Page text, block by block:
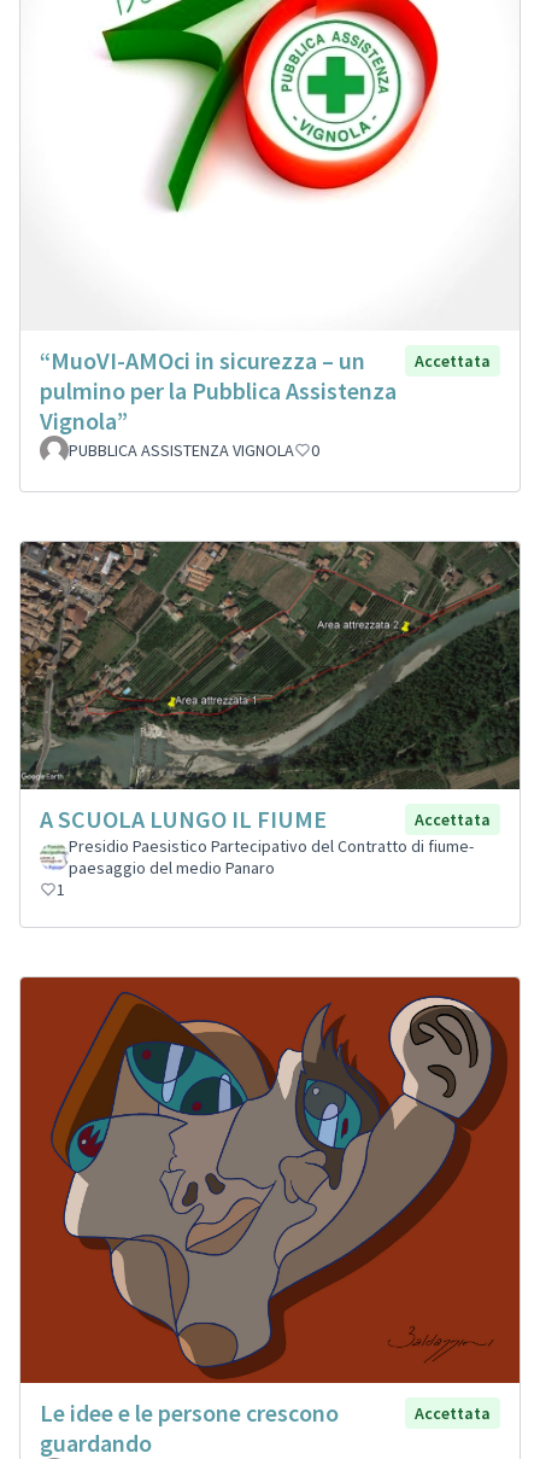
“MuoVI-AMOci in sicurezza – un
pulmino per la Pubblica Assistenza
Vignola”
Accettata
PUBBLICA ASSISTENZA VIGNOLA 0
A SCUOLA LUNGO IL FIUME
Accettata
Presidio Paesistico Partecipativo del Contratto di fiume-
paesaggio del medio Panaro
1
Le idee e le persone crescono
guardando
Accettata